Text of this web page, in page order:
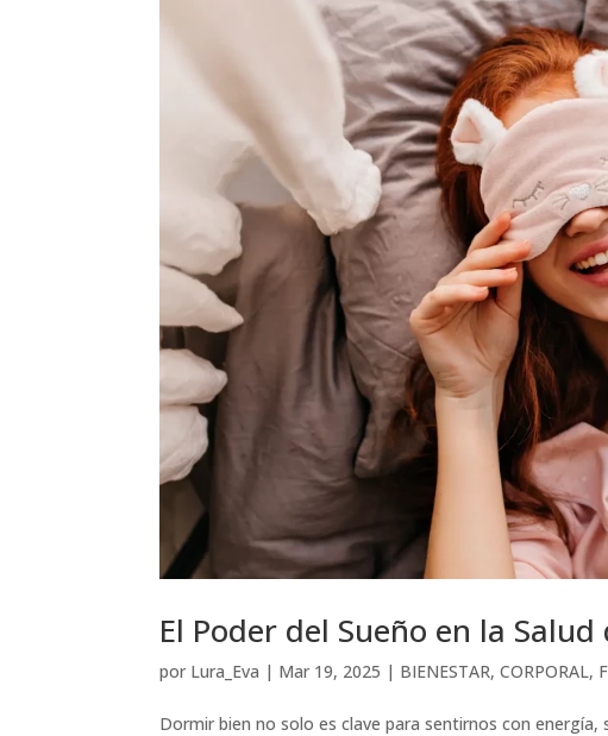
El Poder del Sueño en la
por Lura_Eva | Mar 19, 2025 | BIENESTAR,CORPORAL,
Dormir bien no solo es clave para sentirnos con